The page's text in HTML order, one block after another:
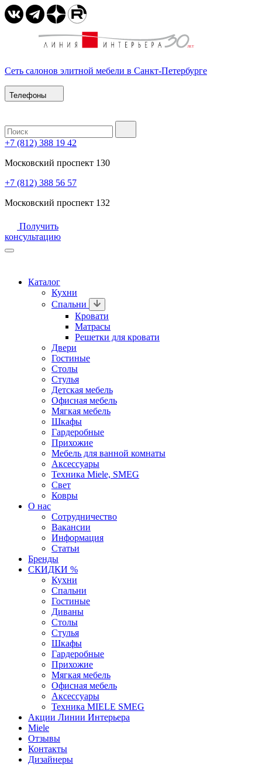
Сеть салонов элитной мебели в Санкт-Петербурге
Телефоны
+7 (812) 388 19 42
Московский проспект 130
+7 (812) 388 56 57
Московский проспект 132
Получить
консультацию
Каталог
Кухни
Спальни
Кровати
Матрасы
Решетки для кровати
Двери
Гостиные
Столы
Стулья
Детская мебель
Офисная мебель
Мягкая мебель
Шкафы
Гардеробные
Прихожие
Мебель для ванной комнаты
Аксессуары
Техника Miele, SMEG
Свет
Ковры
О нас
Сотрудничество
Вакансии
Информация
Статьи
Бренды
СКИДКИ %
Кухни
Спальни
Гостиные
Диваны
Столы
Стулья
Шкафы
Гардеробные
Прихожие
Мягкая мебель
Офисная мебель
Аксессуары
Техника MIELE SMEG
Акции Линии Интерьера
Miele
Отзывы
Контакты
Дизайнеры